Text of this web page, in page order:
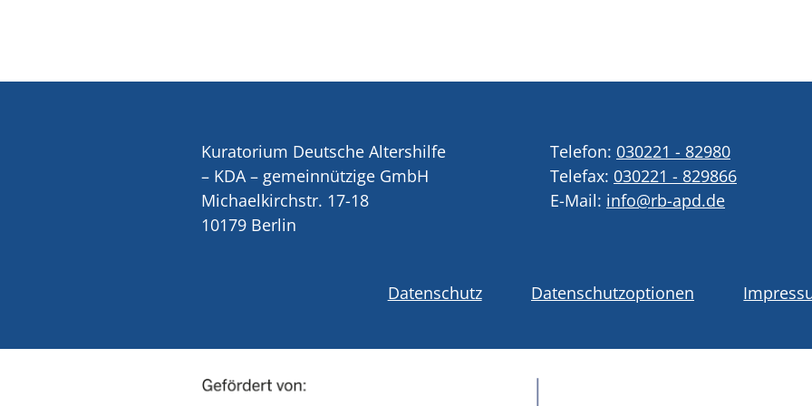
Kuratorium Deutsche Altershilfe
– KDA – gemeinnützige GmbH
Michaelkirchstr. 17-18
10179 Berlin
Telefon: 030221 - 82980
Telefax: 030221 - 829866
E-Mail: info@rb-apd.de
Datenschutz Datenschutzoptionen